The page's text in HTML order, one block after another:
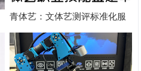
青体艺：文体艺测评标准化服
务体系解析